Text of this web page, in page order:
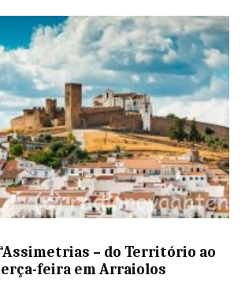
– do Território ao
feira em Arraiolos